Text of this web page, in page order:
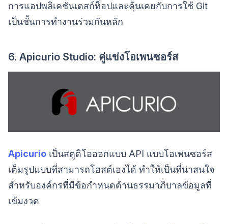
การแอปพลิเคชันเดสก์ท็อปและคุ้นเคยกับการใช้ Git
เป็นชั้นการทำงานร่วมกันหลัก
6. Apicurio Studio: คู่แข่งโอเพนซอร์ส
Apicurio เป็นสตูดิโอออกแบบ API แบบโอเพนซอร์ส
เต็มรูปแบบที่สามารถโฮสต์เองได้ ทำให้เป็นที่น่าสนใจ
สำหรับองค์กรที่มีข้อกำหนดด้านธรรมาภิบาลข้อมูลที่
เข้มงวด